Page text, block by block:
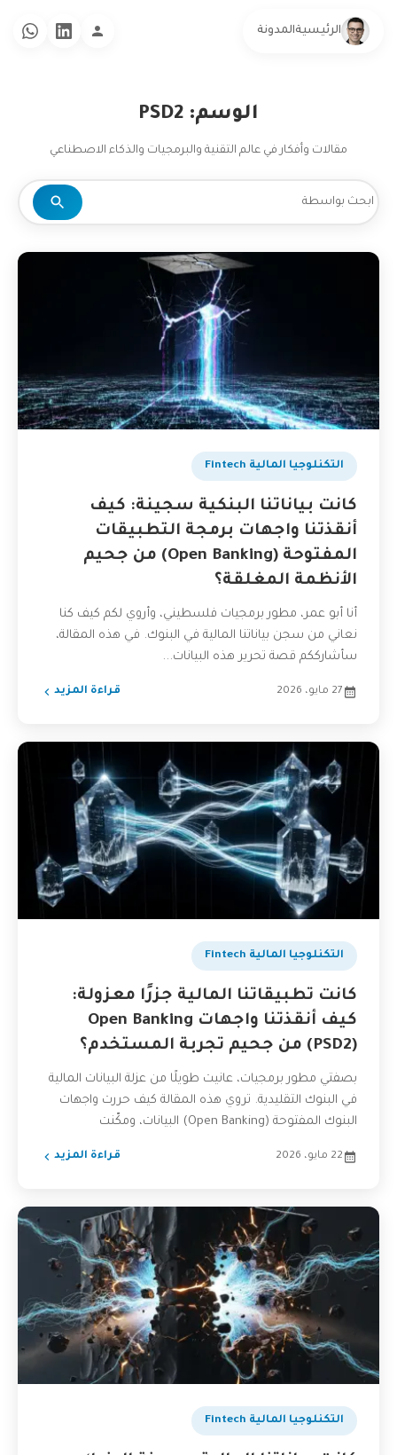
الرئيسيةالمدونة
الوسم: PSD2
مقالات وأفكار في عالم التقنية والبرمجيات والذكاء الاصطناعي
التكنلوجيا المالية Fintech
كانت بياناتنا البنكية سجينة: كيف
أنقذتنا واجهات برمجة التطبيقات
المفتوحة (Open Banking) من جحيم
الأنظمة المغلقة؟
أنا أبو عمر، مطور برمجيات فلسطيني، وأروي لكم كيف كنا
نعاني من سجن بياناتنا المالية في البنوك. في هذه المقالة،
سأشارككم قصة تحرير هذه البيانات...
27 مايو، 2026 قراءة المزيد
التكنلوجيا المالية Fintech
كانت تطبيقاتنا المالية جزرًا معزولة:
كيف أنقذتنا واجهات Open Banking
(PSD2) من جحيم تجربة المستخدم؟
بصفتي مطور برمجيات، عانيت طويلًا من عزلة البيانات المالية
في البنوك التقليدية. تروي هذه المقالة كيف حررت واجهات
البنوك المفتوحة (Open Banking) البيانات، ومكّنت
22 مايو، 2026 قراءة المزيد
التكنلوجيا المالية Fintech